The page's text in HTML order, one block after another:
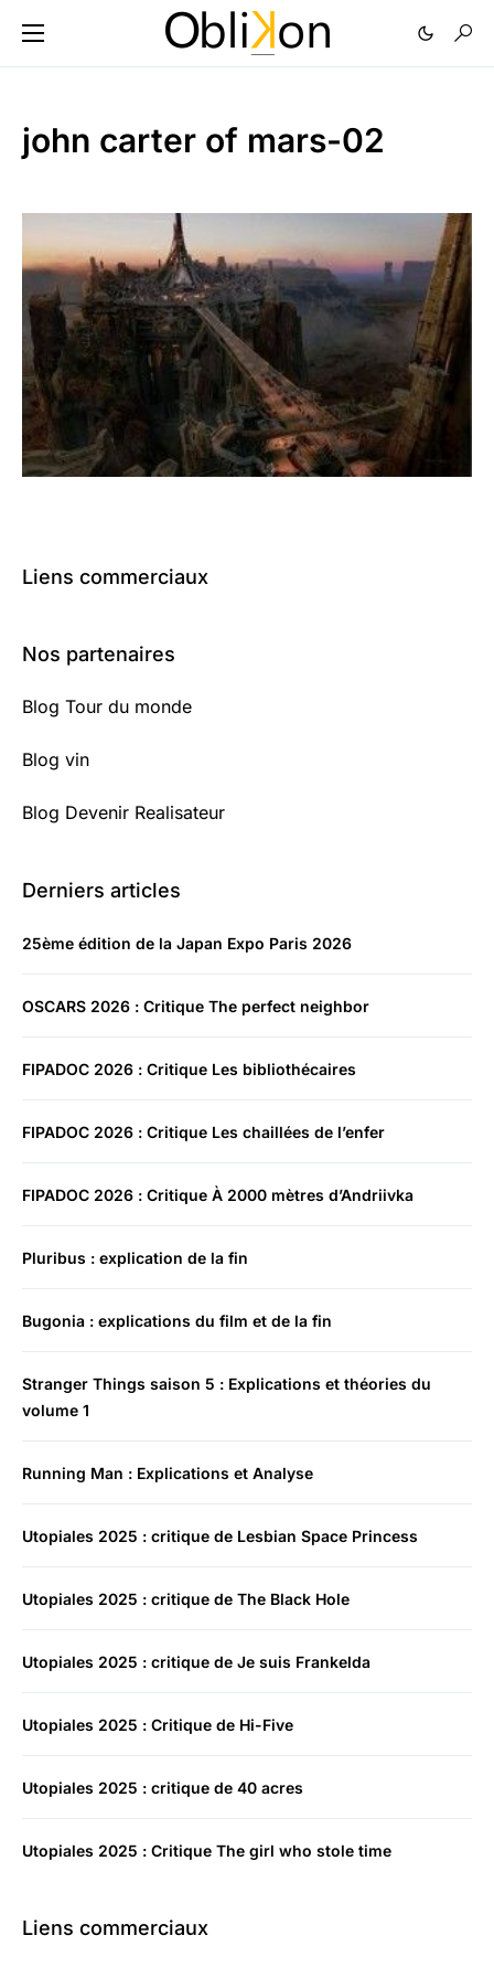
john carter of mars-02
Liens commerciaux
Nos partenaires
Blog Tour du monde
Blog vin
Blog Devenir Realisateur
Derniers articles
25ème édition de la Japan Expo Paris 2026
OSCARS 2026 : Critique The perfect neighbor
FIPADOC 2026 : Critique Les bibliothécaires
FIPADOC 2026 : Critique Les chaillées de l’enfer
FIPADOC 2026 : Critique À 2000 mètres d’Andriivka
Pluribus : explication de la fin
Bugonia : explications du film et de la fin
Stranger Things saison 5 : Explications et théories du
volume 1
Running Man : Explications et Analyse
Utopiales 2025 : critique de Lesbian Space Princess
Utopiales 2025 : critique de The Black Hole
Utopiales 2025 : critique de Je suis Frankelda
Utopiales 2025 : Critique de Hi-Five
Utopiales 2025 : critique de 40 acres
Utopiales 2025 : Critique The girl who stole time
Liens commerciaux